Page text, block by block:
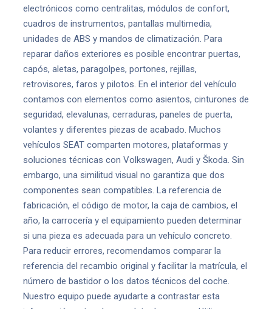
electrónicos como centralitas, módulos de confort,
cuadros de instrumentos, pantallas multimedia,
unidades de ABS y mandos de climatización. Para
reparar daños exteriores es posible encontrar puertas,
capós, aletas, paragolpes, portones, rejillas,
retrovisores, faros y pilotos. En el interior del vehículo
contamos con elementos como asientos, cinturones de
seguridad, elevalunas, cerraduras, paneles de puerta,
volantes y diferentes piezas de acabado. Muchos
vehículos SEAT comparten motores, plataformas y
soluciones técnicas con Volkswagen, Audi y Škoda. Sin
embargo, una similitud visual no garantiza que dos
componentes sean compatibles. La referencia de
fabricación, el código de motor, la caja de cambios, el
año, la carrocería y el equipamiento pueden determinar
si una pieza es adecuada para un vehículo concreto.
Para reducir errores, recomendamos comparar la
referencia del recambio original y facilitar la matrícula, el
número de bastidor o los datos técnicos del coche.
Nuestro equipo puede ayudarte a contrastar esta